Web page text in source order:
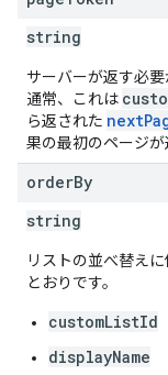
string
サーバーが返す必
通常、これは
ら返された
果の最初のページが
orderBy
string
リストの並べ替え
とおりです。
customListId
displayName